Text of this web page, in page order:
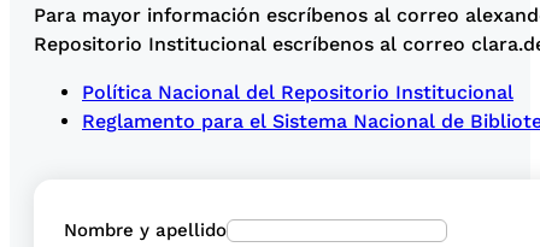
Para mayor información escríbenos al correo
Repositorio Institucional escríbenos al correo
Política Nacional del Repositorio Institucional
Reglamento para el Sistema Nacional de
Nombre y apellido